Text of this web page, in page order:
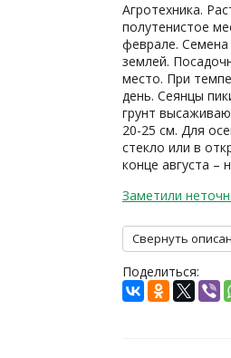
Агротехника.
полутенистое
феврале. Семена
землей.
место. При
день. Сеянцы
грунт
20-25 см. Для
стекло или в
конце августа –
Заметили
Свернуть
Поделиться: